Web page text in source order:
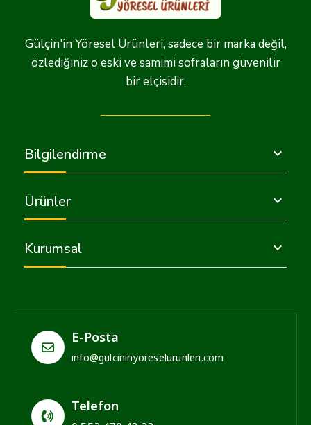
Gülçin'in Yöresel Ürünleri, sadece bir marka değil,
özlediğiniz o eski ve samimi sofraların güvenilir
bir elçisidir.
Bilgilendirme 
Ürünler 
Kurumsal 
E-Posta
info@gulcininyoreselurunleri.com
Telefon